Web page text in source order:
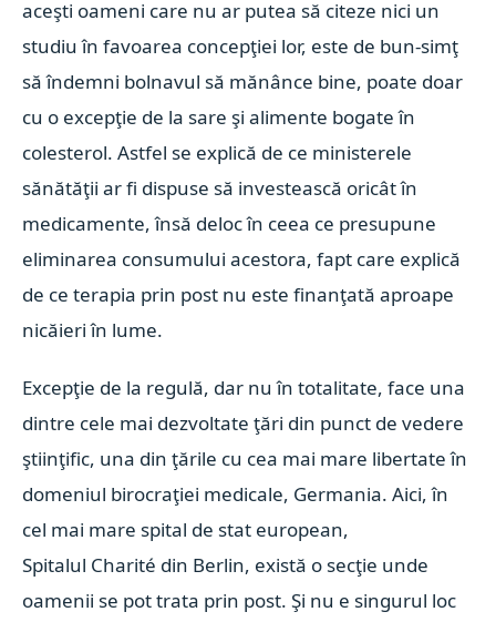
aceşti oameni care nu ar putea să citeze nici un
studiu în favoarea concepţiei lor, este de bun-simţ
să îndemni bolnavul să mănânce bine, poate doar
cu o excepţie de la sare şi alimente bogate în
colesterol. Astfel se explică de ce ministerele
sănătăţii ar fi dispuse să investească oricât în
medicamente, însă deloc în ceea ce presupune
eliminarea consumului acestora, fapt care explică
de ce terapia prin post nu este finanţată aproape
nicăieri în lume.
Excepţie de la regulă, dar nu în totalitate, face una
dintre cele mai dezvoltate ţări din punct de vedere
ştiinţific, una din ţările cu cea mai mare libertate în
domeniul birocraţiei medicale, Germania. Aici, în
cel mai mare spital de stat european,
Spitalul Charité din Berlin, există o secţie unde
oamenii se pot trata prin post. Şi nu e singurul loc